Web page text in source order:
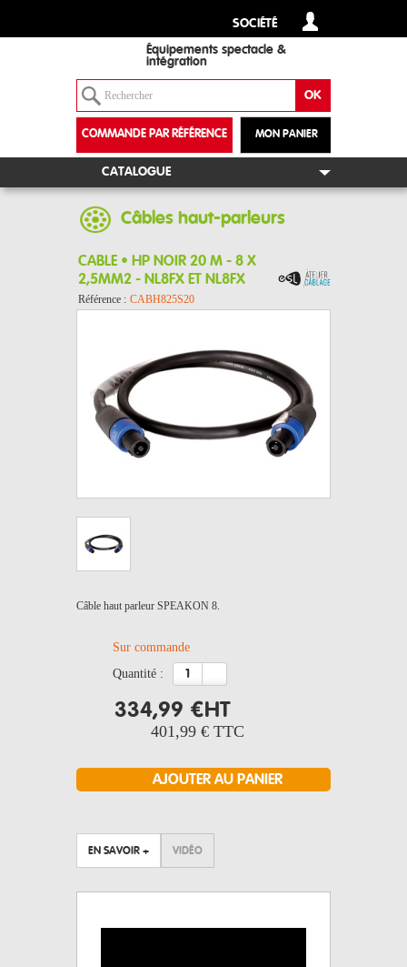
SOCIÉTÉ
Équipements spectacle &
intégration
MON PANIER
COMMANDE PAR RÉFÉRENCE
+
CATALOGUE
Câbles haut-parleurs
CABLE • HP NOIR 20 M - 8 X
2,5MM2 - NL8FX ET NL8FX
Référence : CABH825S20
Câble haut parleur SPEAKON 8.
Sur commande
quantité :
334,99 €HT
401,99 € TTC
EN SAVOIR + VIDÉO